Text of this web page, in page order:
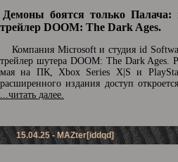
Демоны боятся только Палача:
трейлер DOOM: The Dark Ages.
Компания Microsoft и студия id
трейлер шутера DOOM: The Dark Ages.
мая на ПК, Xbox Series X|S и
расширенного издания доступ
...читать далее.
15.04.25 - MAZter[iddqd]